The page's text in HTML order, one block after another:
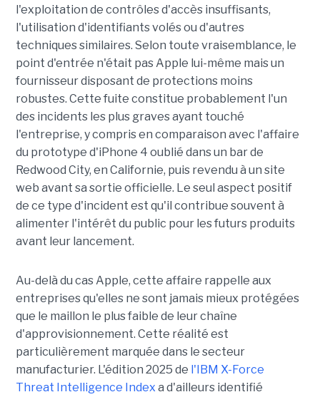
l'exploitation de contrôles d'accès insuffisants,
l'utilisation d'identifiants volés ou d'autres
techniques similaires. Selon toute vraisemblance, le
point d'entrée n'était pas Apple lui-même mais un
fournisseur disposant de protections moins
robustes. Cette fuite constitue probablement l'un
des incidents les plus graves ayant touché
l'entreprise, y compris en comparaison avec l'affaire
du prototype d'iPhone 4 oublié dans un bar de
Redwood City, en Californie, puis revendu à un site
web avant sa sortie officielle. Le seul aspect positif
de ce type d'incident est qu'il contribue souvent à
alimenter l'intérêt du public pour les futurs produits
avant leur lancement.
Au-delà du cas Apple, cette affaire rappelle aux
entreprises qu'elles ne sont jamais mieux protégées
que le maillon le plus faible de leur chaîne
d'approvisionnement. Cette réalité est
particulièrement marquée dans le secteur
manufacturier. L'édition 2025 de l'IBM X-Force
Threat Intelligence Index a d'ailleurs identifié